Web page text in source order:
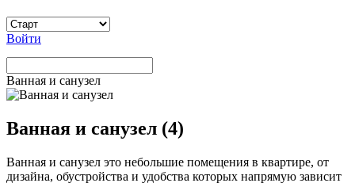
Войти
Ванная и санузел
Ванная и санузел (4)
Ванная и санузел это небольшие помещения в квартире, от
дизайна, обустройства и удобства которых напрямую зависит